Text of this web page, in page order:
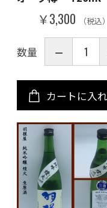
￥3,300 （税込）
数量
カートに入
お買い物